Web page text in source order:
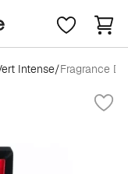
Intense/Fragrance